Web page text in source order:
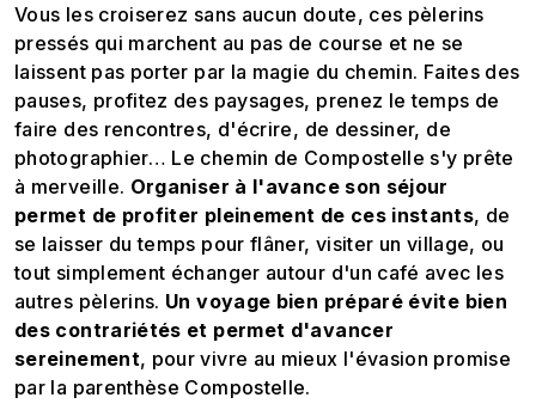
Vous les croiserez sans aucun doute, ces pèlerins
pressés qui marchent au pas de course et ne se
laissent pas porter par la magie du chemin. Faites des
pauses, profitez des paysages, prenez le temps de
faire des rencontres, d'écrire, de dessiner, de
photographier… Le chemin de Compostelle s'y prête
à merveille. Organiser à l'avance son séjour
permet de profiter pleinement de ces instants, de
se laisser du temps pour flâner, visiter un village, ou
tout simplement échanger autour d'un café avec les
autres pèlerins. Un voyage bien préparé évite bien
des contrariétés et permet d'avancer
sereinement, pour vivre au mieux l'évasion promise
par la parenthèse Compostelle.